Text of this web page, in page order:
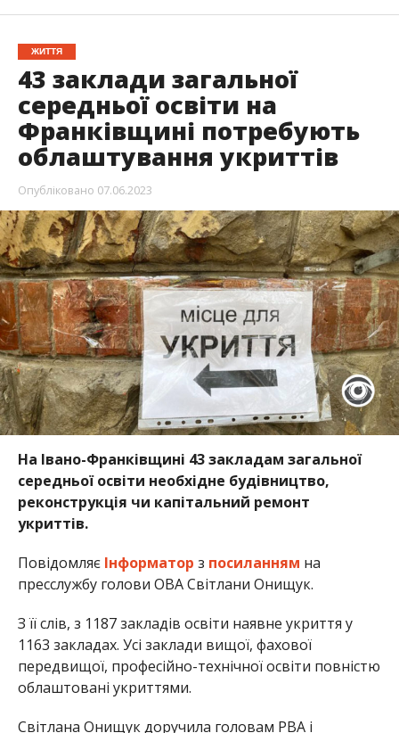
ЖИТТЯ
43 заклади загальної
середньої освіти на
Франківщині потребують
облаштування укриттів
Опубліковано 07.06.2023
На Івано-Франківщині 43 закладам загальної
середньої освіти необхідне будівництво,
реконструкція чи капітальний ремонт
укриттів.
Повідомляє Інформатор з посиланням на
пресслужбу голови ОВА Світлани Онищук.
З її слів, з 1187 закладів освіти наявне укриття у
1163 закладах. Усі заклади вищої, фахової
передвищої, професійно-технічної освіти повністю
облаштовані укриттями.
Світлана Онищук доручила головам РВА і